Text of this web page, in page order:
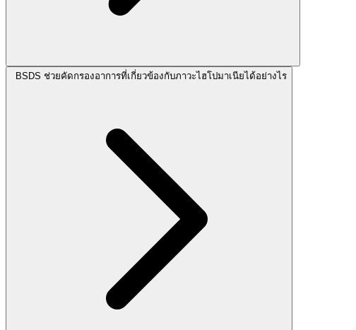
BSDS ช่วยคัดกรองอาการที่เกี่ยวข้องกับภาวะไฮโปมาเนียได้อย่างไร